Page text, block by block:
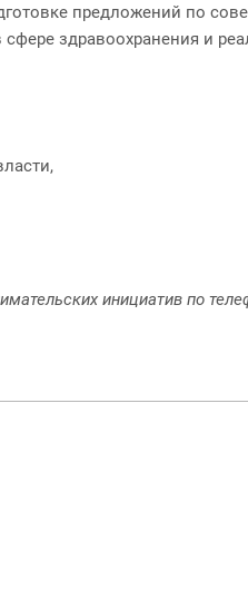
предложений по
здравоохранения и
инициатив по